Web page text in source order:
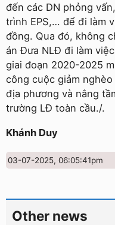
đến các DN phỏng
trình EPS,… để đi làm
đồng. Qua đó, không
án Đưa NLĐ đi làm
giai đoạn 2020-2025
công cuộc giảm
địa phương và nâng
trường LĐ toàn cầu./.
Khánh Duy
03-07-2025, 06:05:41pm
Other news